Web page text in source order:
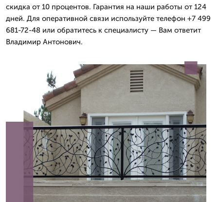
скидка от 10 процентов. Гарантия на наши работы от 124
дней. Для оперативной связи используйте телефон +7 499
681-72-48 или обратитесь к специалисту — Вам ответит
Владимир Антонович.